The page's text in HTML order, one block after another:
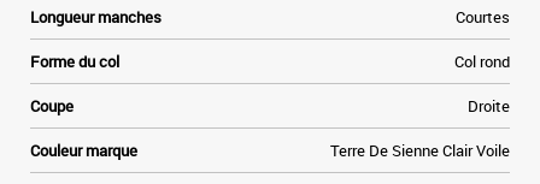
Longueur manches Courtes
Forme du col Col rond
Coupe Droite
Couleur marque Terre De Sienne Clair Voile